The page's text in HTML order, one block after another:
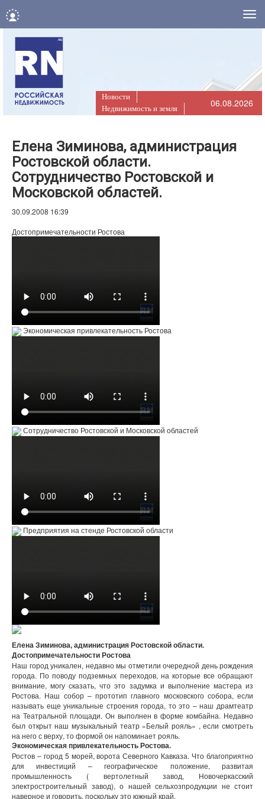
Новости
Недвижимость и земля
06.08.2026
Елена Зиминова, администрация
Ростовской области.
Сотрудничество Ростовской и
Московской областей.
30.09.2008 16:39
Достопримечательности Ростова
Экономическая привлекательность Ростова
Сотрудничество Ростовской и Московской областей
Предприятия на стенде Ростовской области
Елена Зиминова, администрация Ростовской области.
Достопримечательности Ростова
Наш город уникален, недавно мы отметили очередной день рождения
города. По поводу подземных переходов, на которые все обращают
внимание, могу сказать, что это задумка и выполнение мастера из
Ростова. Наш собор – прототип главного московского собора, если
называть еще уникальные строения города, то это – наш драмтеатр
на Театральной площади. Он выполнен в форме комбайна. Недавно
был открыт наш музыкальный театр «Белый рояль» , если смотреть
на него с верху, то формой он напоминает рояль.
Экономическая привлекательность Ростова.
Ростов – город 5 морей, ворота Северного Кавказа. Что благоприятно
для инвестиций – географическое положение, развитая
промышленность ( вертолетный завод, Новочеркасский
электростроительный завод), о нашей сельхозпродукции не стоит
наверное и говорить, поскольку это южный край.